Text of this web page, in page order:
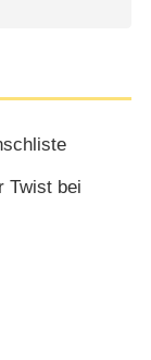
Twist bei